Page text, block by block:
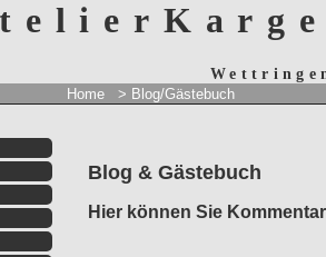
Home > Blog/Gästebuch
Blog & Gästebuch
Hier können Sie